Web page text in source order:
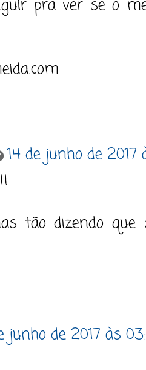
pra ver se o
14 de junho de 2017
tão dizendo
junho de 2017 às